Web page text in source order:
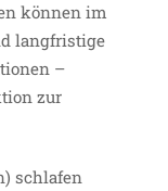
können im
langfristige
–
zur
schlafen